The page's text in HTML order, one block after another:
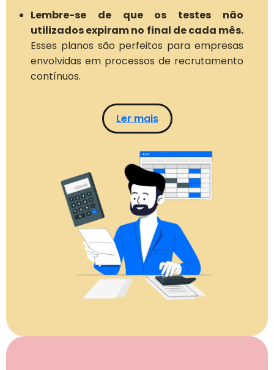
Lembre-se de que os testes não
utilizados expiram no final de cada mês.
Esses planos são perfeitos para empresas
envolvidas em processos de recrutamento
contínuos.
Ler mais